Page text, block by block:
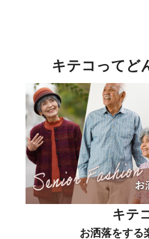
キテコってど
キテ
お洒落をする